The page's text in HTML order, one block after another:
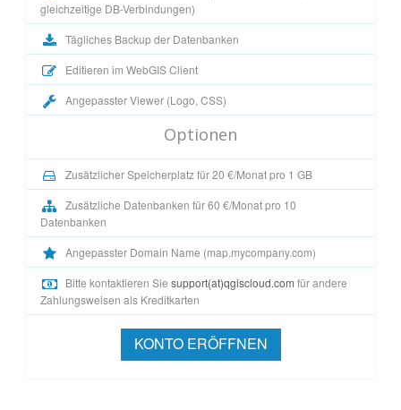
gleichzeitige DB-Verbindungen)
Tägliches Backup der Datenbanken
Editieren im WebGIS Client
Angepasster Viewer (Logo, CSS)
Optionen
Zusätzlicher Speicherplatz für 20 €/Monat pro 1 GB
Zusätzliche Datenbanken für 60 €/Monat pro 10
Datenbanken
Angepasster Domain Name (map.mycompany.com)
Bitte kontaktieren Sie support(at)qgiscloud.com für andere
Zahlungsweisen als Kreditkarten
KONTO ERÖFFNEN